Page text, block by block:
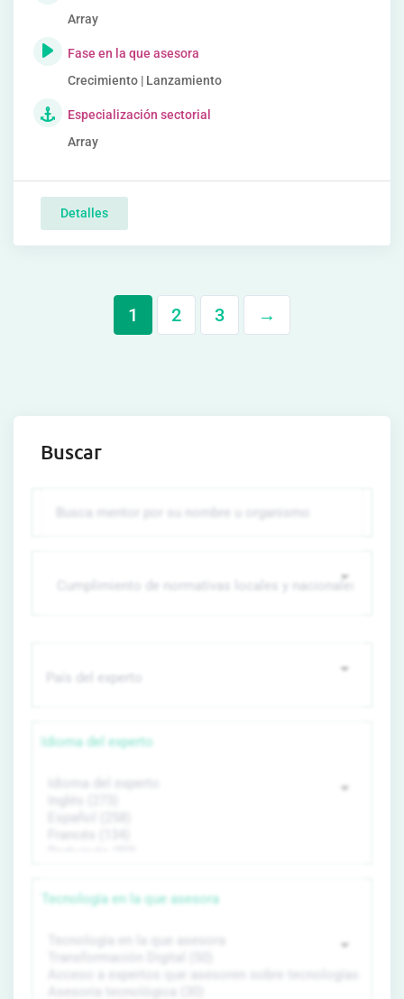
Array
Fase en la que asesora
Crecimiento | Lanzamiento
Especialización sectorial
Array
Detalles
1 2 3 →
Buscar
Idioma del experto
Tecnología en la que asesora